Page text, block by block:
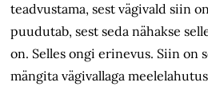
teadvustama, sest vägivald siin
puudutab, sest seda nähakse
on. Selles ongi erinevus. Siin on
mängita vägivallaga